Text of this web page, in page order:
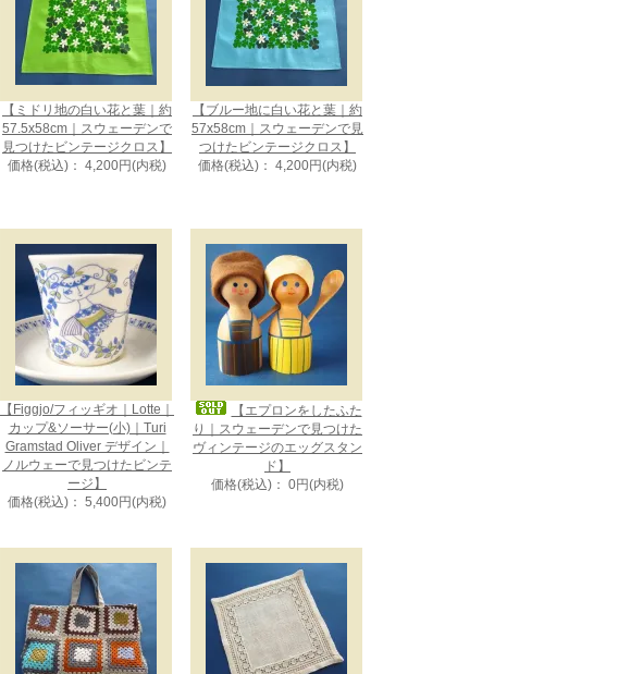
【ミドリ地の白い花と葉｜約
57.5x58cm｜スウェーデンで
見つけたビンテージクロス】
価格(税込)： 4,200円(内税)
【ブルー地に白い花と葉｜約
57x58cm｜スウェーデンで見
つけたビンテージクロス】
価格(税込)： 4,200円(内税)
【Figgjo/フィッギオ｜Lotte｜
カップ&ソーサー(小)｜Turi
Gramstad Oliver デザイン｜
ノルウェーで見つけたビンテ
ージ】
価格(税込)： 5,400円(内税)
【エプロンをしたふた
り｜スウェーデンで見つけた
ヴィンテージのエッグスタン
ド】
価格(税込)： 0円(内税)